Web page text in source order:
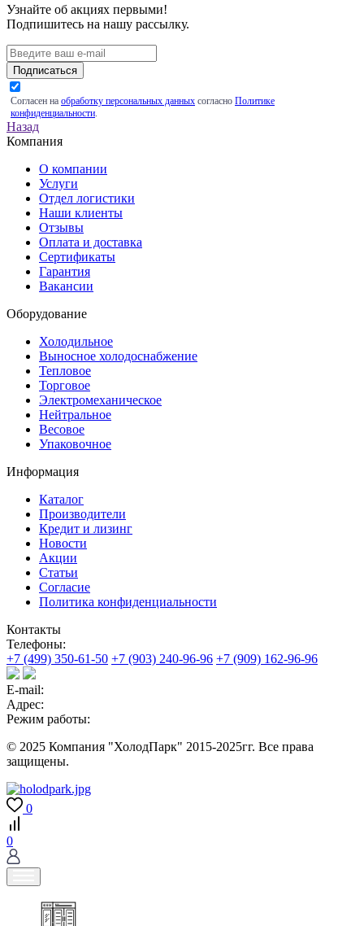
Узнайте об акциях первыми!
Подпишитесь на нашу рассылку.
Подписаться
Согласен на обработку персональных данных согласно Политике
конфиденциальности.
Назад
Компания
О компании
Услуги
Отдел логистики
Наши клиенты
Отзывы
Оплата и доставка
Сертификаты
Гарантия
Вакансии
Оборудование
Холодильное
Выносное холодоснабжение
Тепловое
Торговое
Электромеханическое
Нейтральное
Весовое
Упаковочное
Информация
Каталог
Производители
Кредит и лизинг
Новости
Акции
Статьи
Согласие
Политика конфиденциальности
Контакты
Телефоны:
+7 (499) 350-61-50 +7 (903) 240-96-96 +7 (909) 162-96-96
E-mail:
Адрес:
Режим работы:
© 2025 Компания "ХолодПарк" 2015-2025гг. Все права
защищены.
0
0